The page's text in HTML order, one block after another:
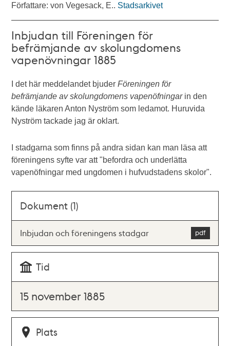
Författare: von Vegesack, E.. Stadsarkivet
Inbjudan till Föreningen för
befrämjande av skolungdomens
vapenövningar 1885
I det här meddelandet bjuderFöreningen för
befrämjande av skolungdomens vapenöfningarin den
kände läkaren Anton Nyström som ledamot. Huruvida
Nyström tackade jag är oklart.
I stadgarna som finns på andra sidan kan man läsa att
föreningens syfte var att "befordra och underlätta
vapenöfningar med ungdomen i hufvudstadens skolor".
Dokument (1)
Inbjudan och föreningens stadgar
Tid
15 november 1885
Plats